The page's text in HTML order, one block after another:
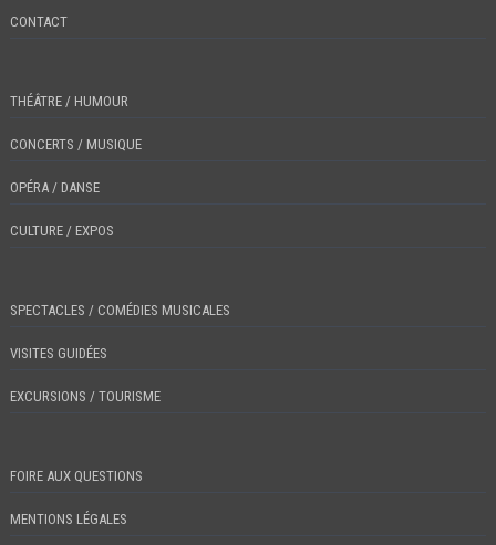
CONTACT
THÉÂTRE / HUMOUR
CONCERTS / MUSIQUE
OPÉRA / DANSE
CULTURE / EXPOS
SPECTACLES / COMÉDIES MUSICALES
VISITES GUIDÉES
EXCURSIONS / TOURISME
FOIRE AUX QUESTIONS
MENTIONS LÉGALES